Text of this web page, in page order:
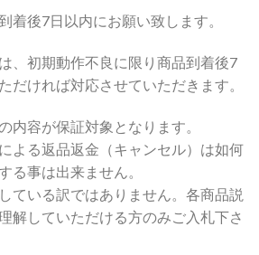
着後7日以内にお願い致します。
、初期動作不良に限り商品到着後7
だければ対応させていただきます。
内容が保証対象となります。
よる返品返金（キャンセル）は如何
る事は出来ません。
ている訳ではありません。各商品説
解していただける方のみご入札下さ